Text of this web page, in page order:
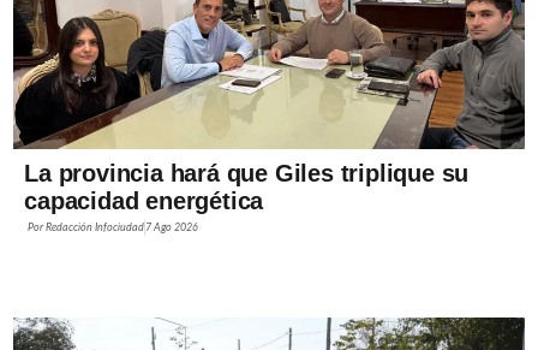
La provincia hará que Giles triplique su
capacidad energética
PorRedacción Infociudad 7 Ago 2026